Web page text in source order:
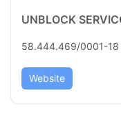
UNBLOCK
58.444.469/0001-18
Website